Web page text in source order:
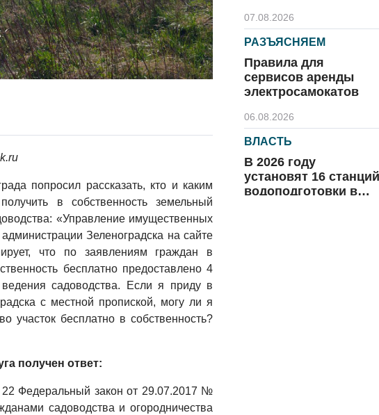
попросил рассказать, кто и каким
в собственность земельный
«Управление имущественных
Зеленоградска на сайте
что по заявлениям граждан в
бесплатно предоставлено 4
садоводства. Если я приду в
с местной пропиской, могу ли я
участок бесплатно в собственность?
получен ответ:
22 Федеральный закон от 29.07.2017 №
садоводства и огородничества
07.08.2026
РАЗЪЯСНЯЕМ
Правила для
сервисов аренды
электросамокатов
06.08.2026
ВЛАСТЬ
В 2026 году
установят 16 станций
водоподготовки в